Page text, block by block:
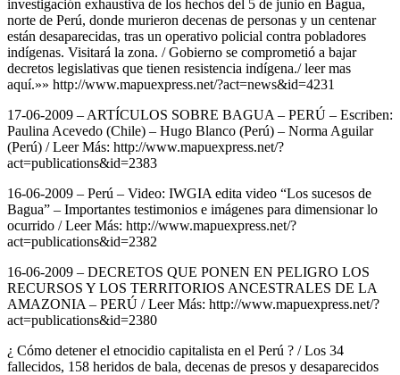
investigación exhaustiva de los hechos del 5 de junio en Bagua,
norte de Perú, donde murieron decenas de personas y un centenar
están desaparecidas, tras un operativo policial contra pobladores
indígenas. Visitará la zona. / Gobierno se comprometió a bajar
decretos legislativas que tienen resistencia indígena./ leer mas
aquí.»» http://www.mapuexpress.net/?act=news&id=4231
17-06-2009 – ARTÍCULOS SOBRE BAGUA – PERÚ – Escriben:
Paulina Acevedo (Chile) – Hugo Blanco (Perú) – Norma Aguilar
(Perú) / Leer Más: http://www.mapuexpress.net/?
act=publications&id=2383
16-06-2009 – Perú – Video: IWGIA edita video “Los sucesos de
Bagua” – Importantes testimonios e imágenes para dimensionar lo
ocurrido / Leer Más: http://www.mapuexpress.net/?
act=publications&id=2382
16-06-2009 – DECRETOS QUE PONEN EN PELIGRO LOS
RECURSOS Y LOS TERRITORIOS ANCESTRALES DE LA
AMAZONIA – PERÚ / Leer Más: http://www.mapuexpress.net/?
act=publications&id=2380
¿ Cómo detener el etnocidio capitalista en el Perú ? / Los 34
fallecidos, 158 heridos de bala, decenas de presos y desaparecidos